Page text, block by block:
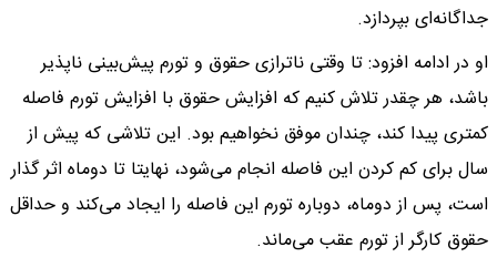
جداگانه‌ای بپردازد.
او در ادامه افزود: تا وقتی ناترازی حقوق و تورم پیش‌بینی ناپذیر
باشد، هر چقدر تلاش کنیم که افزایش حقوق با افزایش تورم فاصله
کمتری پیدا کند، چندان موفق نخواهیم بود. این تلاشی که پیش از
سال برای کم کردن این فاصله انجام می‌شود، نهایتا تا دوماه اثر گذار
است، پس از دوماه، دوباره تورم این فاصله را ایجاد می‌کند و حداقل
حقوق کارگر از تورم عقب می‌ماند.